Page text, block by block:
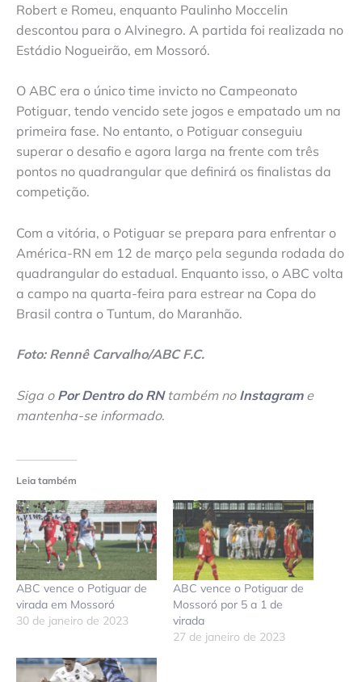
Robert e Romeu, enquanto Paulinho Moccelin
descontou para o Alvinegro. A partida foi realizada no
Estádio Nogueirão, em Mossoró.
O ABC era o único time invicto no Campeonato
Potiguar, tendo vencido sete jogos e empatado um na
primeira fase. No entanto, o Potiguar conseguiu
superar o desafio e agora larga na frente com três
pontos no quadrangular que definirá os finalistas da
competição.
Com a vitória, o Potiguar se prepara para enfrentar o
América-RN em 12 de março pela segunda rodada do
quadrangular do estadual. Enquanto isso, o ABC volta
a campo na quarta-feira para estrear na Copa do
Brasil contra o Tuntum, do Maranhão.
Foto: Rennê Carvalho/ABC F.C.
Siga o Por Dentro do RNtambém no Instagrame
mantenha-se informado.
Leia também
ABC vence o Potiguar de
virada em Mossoró
30 de janeiro de 2023
ABC vence o Potiguar de
Mossoró por 5 a 1 de
virada
27 de janeiro de 2023